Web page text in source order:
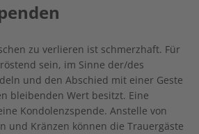
zu verlieren ist schmerzhaft. Für
sein, im Sinne der/des
und den Abschied mit einer Geste
bleibenden Wert besitzt. Eine
Kondolenzspende. Anstelle von
und Kränzen können die Trauergäste